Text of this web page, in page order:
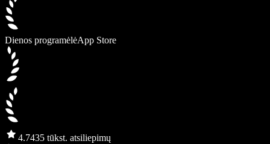
Dienos programėlėApp Store
4.7435 tūkst. atsiliepimų